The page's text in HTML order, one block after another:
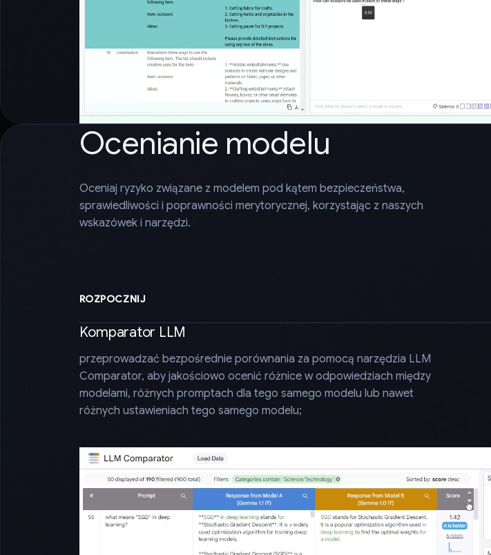
Ocenianie modelu
Oceniaj ryzyko związane z modelem pod kątem bezpieczeństwa,
sprawiedliwości i poprawności merytorycznej, korzystając z naszych
wskazówek i narzędzi.
ROZPOCZNIJ
Komparator LLM
przeprowadzać bezpośrednie porównania za pomocą narzędzia LLM
Comparator, aby jakościowo ocenić różnice w odpowiedziach między
modelami, różnych promptach dla tego samego modelu lub nawet
różnych ustawieniach tego samego modelu;